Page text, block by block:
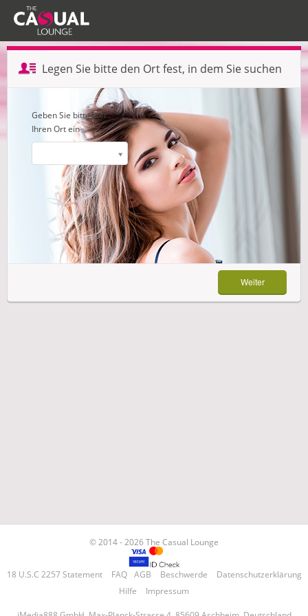
Profil erstellen — Schritt 1 von 3
Legen Sie bitte den Ort fest, in dem Sie suchen
Weiter
Geben Sie bitte hier
Ihren Ort ein
Weiter
© 2014 - 2026 The Casual Lounge
18 U.S.C 2257 Statement FAQ AGB Beschwerde
Datenschutzerklärung
Hilfe
Impressum